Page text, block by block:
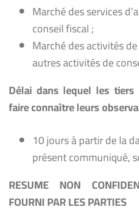
Marché des services
conseil fiscal ;
Marché des activités
autres activités de
Délai dans lequel les
faire connaître leurs
10 jours à partir de la
présent communiqué,
RESUME NON
FOURNI PAR LES PARTIES